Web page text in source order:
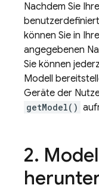
Nachdem Sie
können Sie in
angegebenen
Sie können
Modell
Geräte der
getModel()
2.